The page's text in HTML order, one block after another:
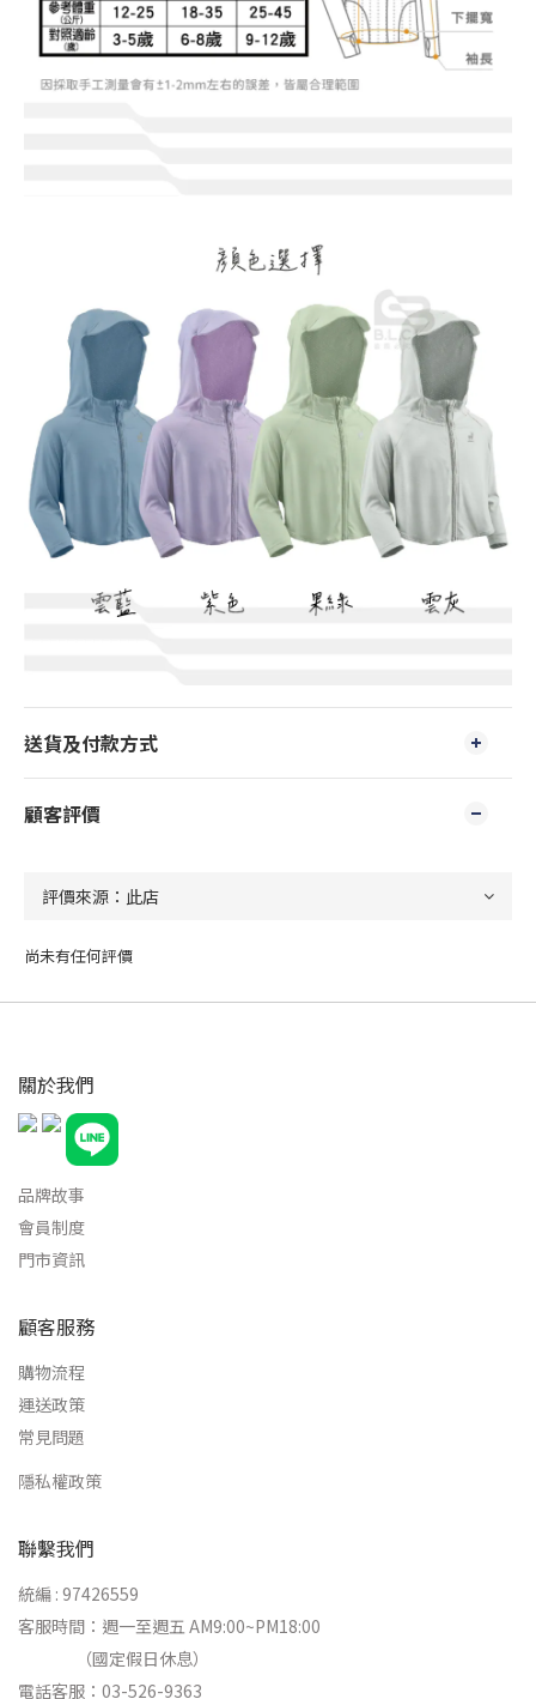
送貨及付款方式
顧客評價
尚未有任何評價
關於我們
品牌故事
會員制度
門市資訊
顧客服務
購物流程
運送政策
常見問題
隱私權政策
聯繫我們
統編 : 97426559
客服時間：週一至週五 AM9:00~PM18:00
（國定假日休息）
電話客服：03-526-9363